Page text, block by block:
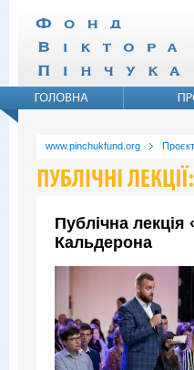
www.pinchukfund.org
Публічна
Кальдерона